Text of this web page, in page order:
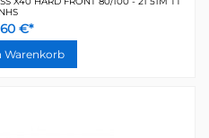
NHS
€*
Warenkorb